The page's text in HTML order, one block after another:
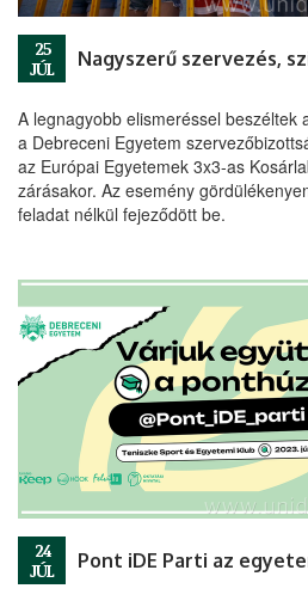
25
JÚL
A legnagyobb elismeréssel beszéltek
a Debreceni Egyetem
az Európai Egyetemek 3x3-as
zárásakor. Az esemény
feladat nélkül fejeződött be.
24
JÚL